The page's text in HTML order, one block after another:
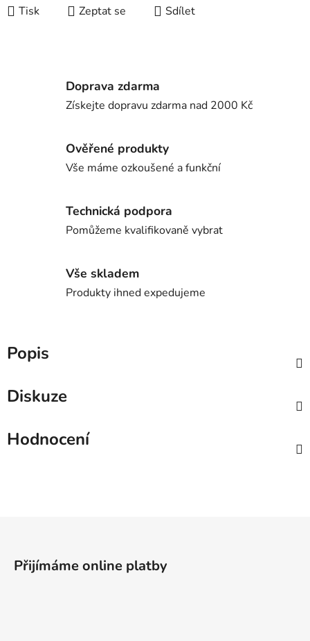
Tisk Zeptat se Sdílet
Doprava zdarma
Získejte dopravu zdarma nad 2000 Kč
Ověřené produkty
Vše máme ozkoušené a funkční
Technická podpora
Pomůžeme kvalifikovaně vybrat
Vše skladem
Produkty ihned expedujeme
Popis
Diskuze
Hodnocení
Přijímáme online platby